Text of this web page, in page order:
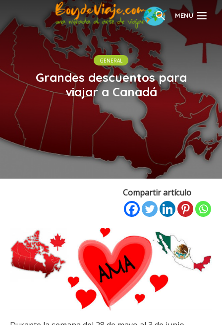
MENU
GENERAL
Grandes descuentos para
viajar a Canadá
Compartir artículo